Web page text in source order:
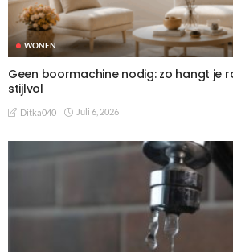
WONEN
Geen boormachine nodig: zo hangt je
stijlvol
Ditka040 Juli 6, 2026